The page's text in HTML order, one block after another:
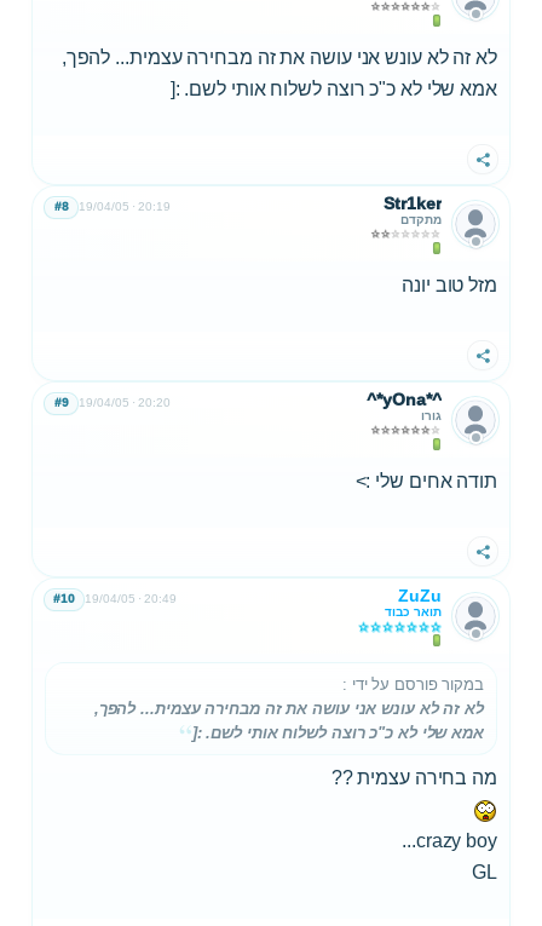
לא זה לא עונש אני עושה את זה מבחירה עצמית... להפך,
אמא שלי לא כ"כ רוצה לשלוח אותי לשם. :[
שתף
Str1ker
מתקדם
19/04/05 20:19
#8
מזל טוב יונה
שתף
^*yOna*^
גורו
19/04/05 20:20
#9
תודה אחים שלי :>
שתף
ZuZu
תואר כבוד
19/04/05 20:49
#10
במקור פורסם על ידי :
לא זה לא עונש אני עושה את זה מבחירה עצמית... להפך,
אמא שלי לא כ"כ רוצה לשלוח אותי לשם. :[
מה בחירה עצמית ??
crazy boy...
GL